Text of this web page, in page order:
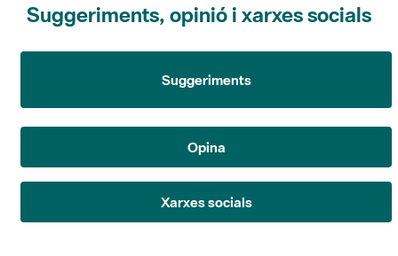
Suggeriments, opinió i xarxes socials
Suggeriments
Opina
Xarxes socials